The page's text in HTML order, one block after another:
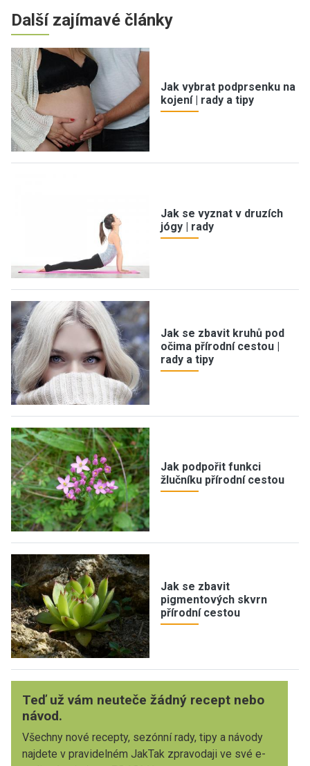
Další zajímavé články
Jak vybrat podprsenku na
kojení | rady a tipy
Jak se vyznat v druzích
jógy | rady
Jak se zbavit kruhů pod
očima přírodní cestou |
rady a tipy
Jak podpořit funkci
žlučníku přírodní cestou
Jak se zbavit
pigmentových skvrn
přírodní cestou
Teď už vám neuteče žádný recept nebo
návod.
Všechny nové recepty, sezónní rady, tipy a návody
najdete v pravidelném JakTak zpravodaji ve své e-